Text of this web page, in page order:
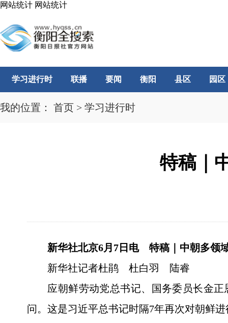
网站统计 网站统计
学习进行时 联播 要闻 衡阳 县区 园区
我的位置： 首页 > 学习进行时
特稿｜
新华社北京6月7日电 特稿｜中朝多领
新华社记者杜鹃 杜白羽 陆睿
应朝鲜劳动党总书记、国务委员长金
问。这是习近平总书记时隔7年再次对朝鲜